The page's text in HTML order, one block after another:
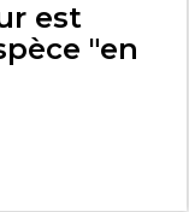
est
"en